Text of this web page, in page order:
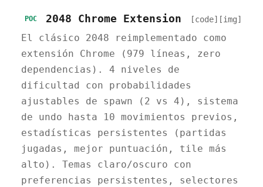
POC 2048 Chrome Extension [code] [img]
El clásico 2048 reimplementado como
extensión Chrome (979 líneas, zero
dependencias). 4 niveles de
dificultad con probabilidades
ajustables de spawn (2 vs 4), sistema
de undo hasta 10 movimientos previos,
estadísticas persistentes (partidas
jugadas, mejor puntuación, tile más
alto). Temas claro/oscuro con
preferencias persistentes, selectores